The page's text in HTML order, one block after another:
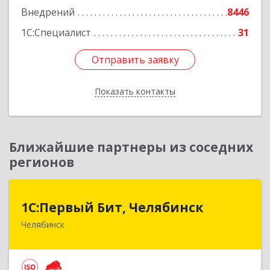
Внедрений
8446
1С:Специалист
31
Отправить заявку
Показать контакты
Отправить заявку
Назад
Ближайшие партнеры из соседних
регионов
1С:Первый Бит, Челябинск
Челябинск
1С:Первый Бит, Челябинск